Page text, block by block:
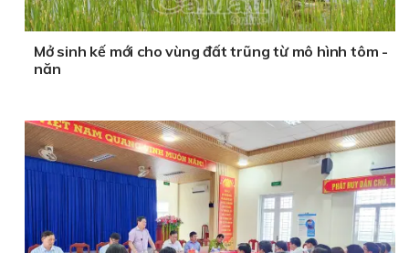
Mở sinh kế mới cho vùng đất trũng từ mô hình tôm -
năn